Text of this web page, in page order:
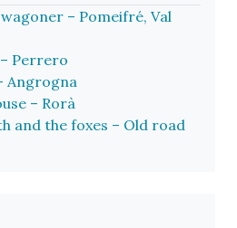
– Pomeifré, Val
Perrero
Angrogna
– Rorà
and the foxes – Old road